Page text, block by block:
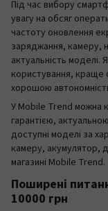
Під час вибору
увагу на обсяг
частоту оновлення
заряджання, камеру,
актуальність
користування, краще
хорошою
У Mobile Trend можна
гарантією,
доступні моделі за
камеру, акумулятор,
магазині Mobile Trend.
Поширені
10000 грн